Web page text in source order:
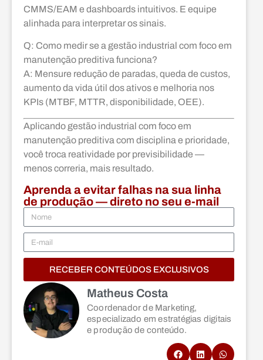
CMMS/EAM e dashboards intuitivos. E equipe
alinhada para interpretar os sinais.
Q: Como medir se a gestão industrial com foco em
manutenção preditiva funciona?
A: Mensure redução de paradas, queda de custos,
aumento da vida útil dos ativos e melhoria nos
KPIs (MTBF, MTTR, disponibilidade, OEE).
Aplicando gestão industrial com foco em
manutenção preditiva com disciplina e prioridade,
você troca reatividade por previsibilidade —
menos correria, mais resultado.
Aprenda a evitar falhas na sua linha
de produção — direto no seu e-mail
RECEBER CONTEÚDOS EXCLUSIVOS
Matheus Costa
Coordenador de Marketing,
especializado em estratégias digitais
e produção de conteúdo.